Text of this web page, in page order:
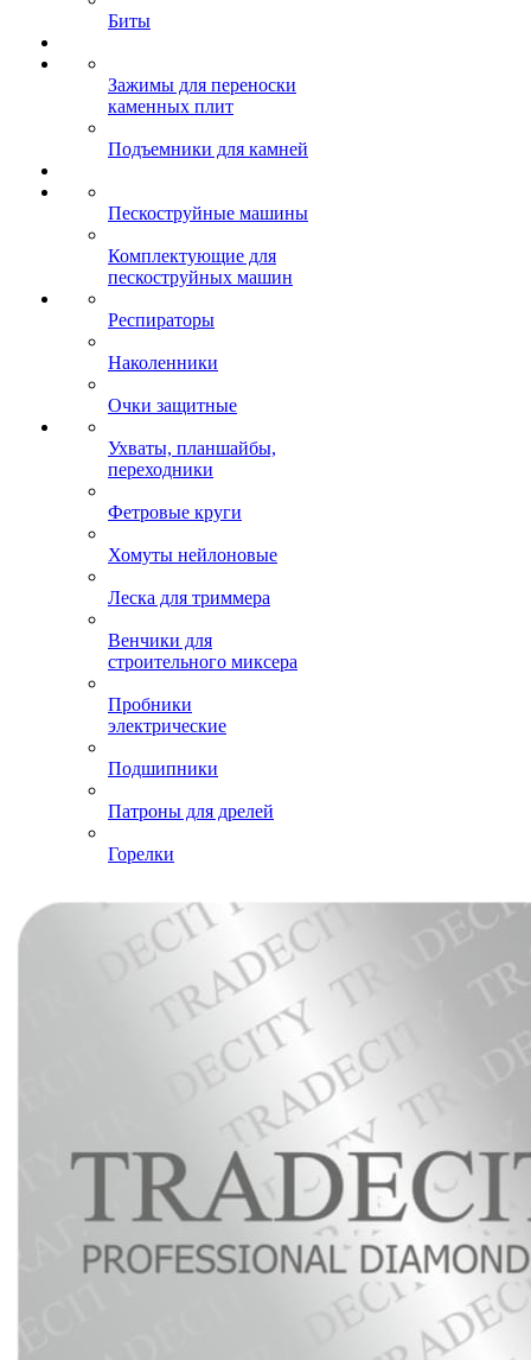
Биты
Зажимы для переноски
каменных плит
Подъемники для камней
Пескоструйные машины
Комплектующие для
пескоструйных машин
Респираторы
Наколенники
Очки защитные
Ухваты, планшайбы,
переходники
Фетровые круги
Хомуты нейлоновые
Леска для триммера
Венчики для
строительного миксера
Пробники
электрические
Подшипники
Патроны для дрелей
Горелки